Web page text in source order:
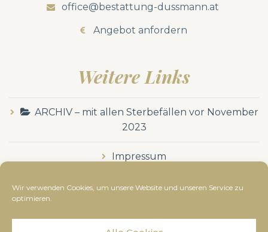
Wir verwenden Cookies, um unsere Website und unseren Service zu
optimieren.
office@bestattung-dussmann.at
Angebot anfordern
Weitere Links
ARCHIV – mit allen Sterbefällen vor November
2023
Impressum
Datenschutzerklärung